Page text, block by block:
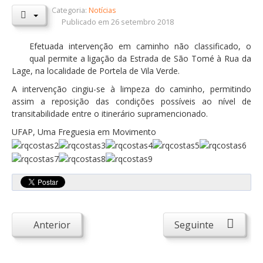
Orçamentos / PPI / PPA
DESTAQUES
Notícias
ZêzereTV
SERVIÇOS
A Minha Rua
Roturas e Leituras
Categoria:Notícias
Publicado em 26 setembro 2018
Efetuada intervenção em caminho não classificado, o
qual permite a ligação da Estrada de São Tomé à Rua da
Lage, na localidade de Portela de Vila Verde.
A intervenção cingiu-se à limpeza do caminho, permitindo
assim a reposição das condições possíveis ao nível de
transitabilidade entre o itinerário supramencionado.
UFAP, Uma Freguesia em Movimento
Anterior Seguinte